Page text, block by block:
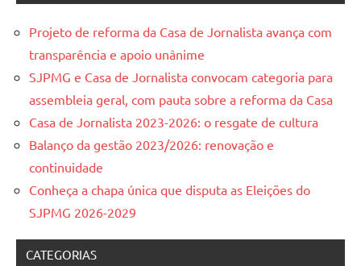
Projeto de reforma da Casa de Jornalista avança com
transparência e apoio unânime
SJPMG e Casa de Jornalista convocam categoria para
assembleia geral, com pauta sobre a reforma da Casa
Casa de Jornalista 2023-2026: o resgate de cultura
Balanço da gestão 2023/2026: renovação e
continuidade
Conheça a chapa única que disputa as Eleições do
SJPMG 2026-2029
CATEGORIAS